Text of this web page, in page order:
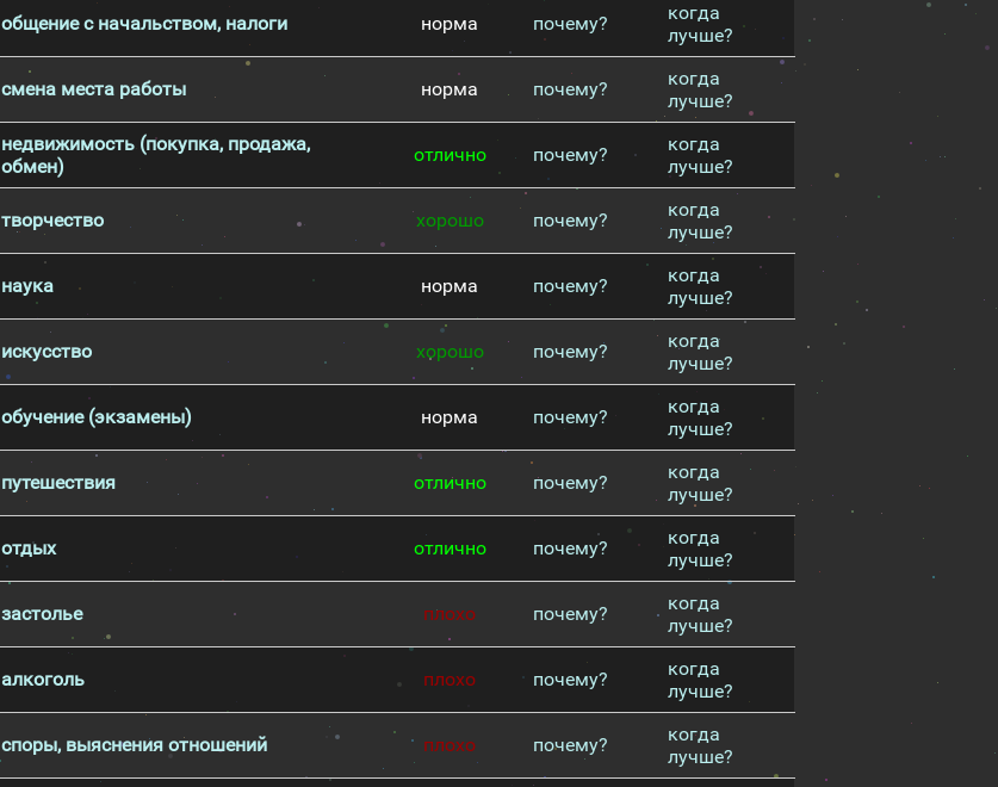
общение с начальством, налоги норма почему?
когда
лучше?
смена места работы норма почему?
когда
лучше?
недвижимость (покупка, продажа,
обмен)
отлично почему?
когда
лучше?
творчество хорошо почему?
когда
лучше?
наука норма почему?
когда
лучше?
искусство хорошо почему?
когда
лучше?
обучение (экзамены) норма почему?
когда
лучше?
путешествия отлично почему?
когда
лучше?
отдых отлично почему?
когда
лучше?
застолье плохо почему?
когда
лучше?
алкоголь плохо почему?
когда
лучше?
споры, выяснения отношений плохо почему?
когда
лучше?